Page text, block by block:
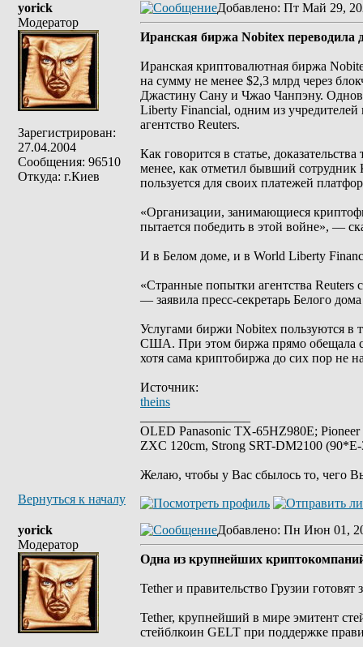
yorick
Модератор
Зарегистрирован:
27.04.2004
Сообщения: 96510
Откуда: г.Киев
Добавлено: Пт Май 29,
Иранская биржа Nobitex переводила
Иранская криптовалютная биржа
на сумму не менее $2,3 млрд через
Джастину Сану и Чжао Чанпэну.
Liberty Financial, одним из
агентство Reuters.
Как говорится в статье,
менее, как отметил бывший
пользуется для своих платежей
«Организации, занимающиеся
пытается победить в этой войне», —
И в Белом доме, и в World Liberty
«Странные попытки агентства Reuters
— заявила пресс-секретарь Белого
Услугами биржи Nobitex пользуются
США. При этом биржа прямо обещала
хотя сама криптобиржа до сих пор не
Источник:
theins
OLED Panasonic TX-65HZ980E;
ZXC 120cm, Strong SRT-DM2100
Желаю, чтобы у Вас сбылось то, чего
Вернуться к началу
yorick
Модератор
Добавлено: Пн Июн 01,
Одна из крупнейших
Tether и правительство Грузии
Tether, крупнейший в мире эмитент
стейблкоин GELT при поддержке